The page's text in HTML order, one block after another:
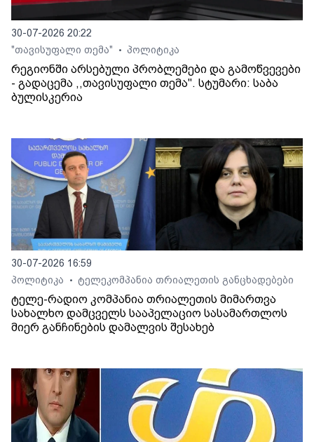
30-07-2026 20:22
"თავისუფალი თემა"
• პოლიტიკა
რეგიონში არსებული პრობლემები და გამოწვევები
- გადაცემა ,,თავისუფალი თემა". სტუმარი: საბა
ბულისკერია
30-07-2026 16:59
პოლიტიკა
• ტელეკომპანია თრიალეთის განცხადებები
ტელე-რადიო კომპანია თრიალეთის მიმართვა
სახალხო დამცველს სააპელაციო სასამართლოს
მიერ განჩინების დამალვის შესახებ